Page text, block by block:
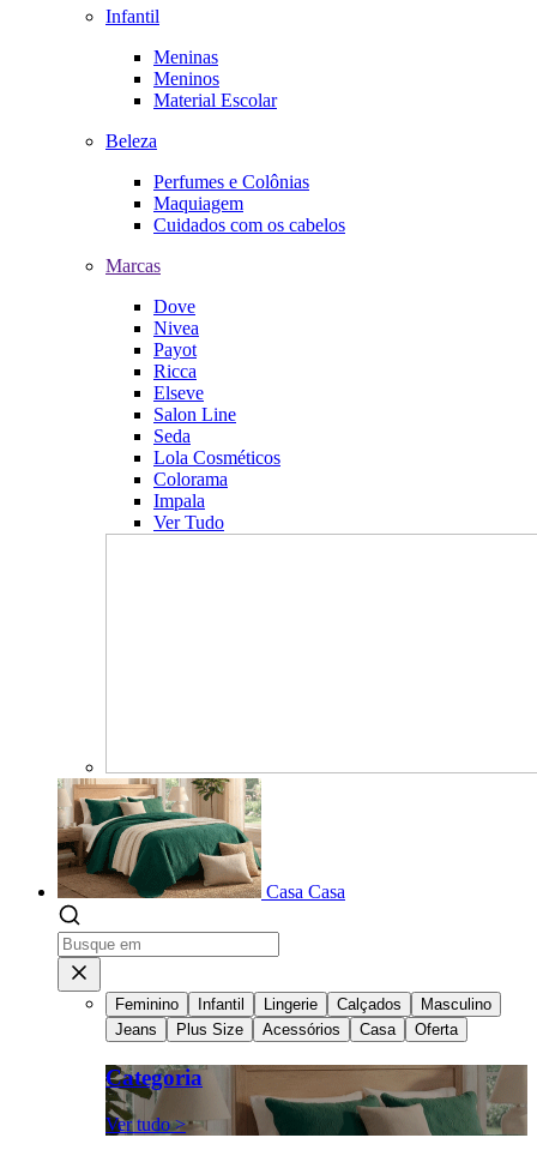
Infantil
Meninas
Meninos
Material Escolar
Beleza
Perfumes e Colônias
Maquiagem
Cuidados com os cabelos
Marcas
Dove
Nivea
Payot
Ricca
Elseve
Salon Line
Seda
Lola Cosméticos
Colorama
Impala
Ver Tudo
Casa Casa
Feminino Infantil Lingerie Calçados
Masculino
Jeans
Plus Size Acessórios Casa Oferta
Categoria
Ver tudo >